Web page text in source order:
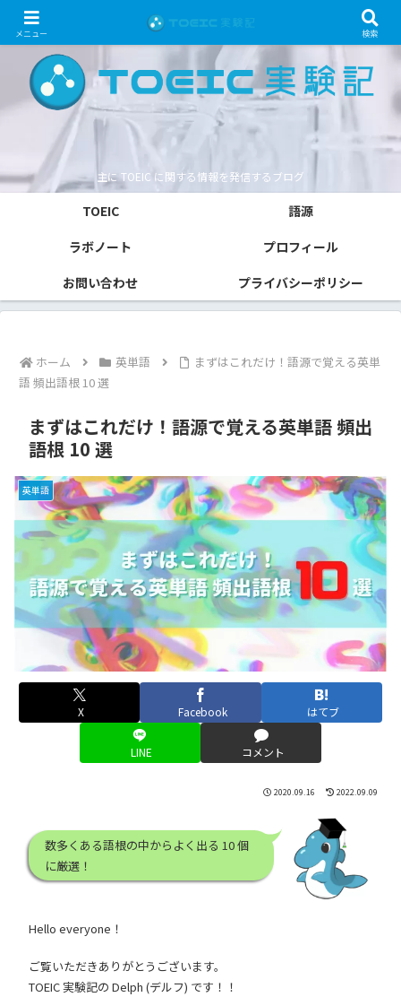
主に TOEIC に関する情報を発信するブログ
TOEIC
語源
ラボノート
プロフィール
お問い合わせ
プライバシーポリシー
ホーム 英単語
まずはこれだけ！語源で覚える英単
語 頻出語根 10 選
まずはこれだけ！語源で覚える英単語 頻出
語根 10 選
英単語
X Facebook はてブ
LINE コメント
2020.09.16 2022.09.09
数多くある語根の中からよく出る 10 個
に厳選！
Hello everyone！
ご覧いただきありがとうございます。
TOEIC 実験記の Delph (デルフ) です！！
メニュー 検索